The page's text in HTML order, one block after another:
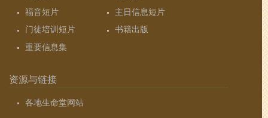
福音短片
主日信息短片
门徒培训短片
书籍出版
重要信息集
资源与链接
各地生命堂网站